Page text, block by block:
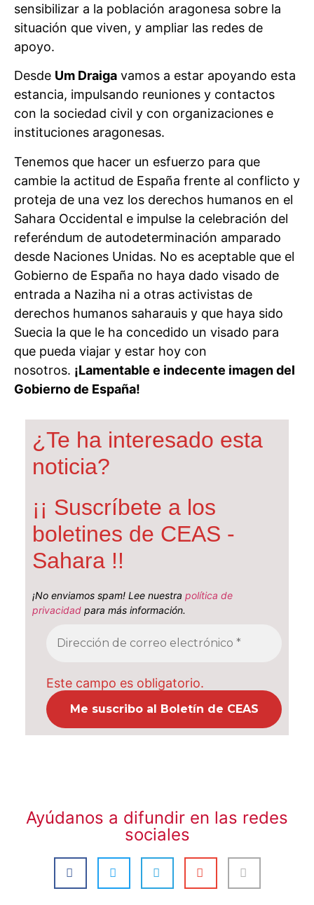
sensibilizar a la población aragonesa sobre la
situación que viven, y ampliar las redes de
apoyo.
Desde Um Draiga vamos a estar apoyando esta
estancia, impulsando reuniones y contactos
con la sociedad civil y con organizaciones e
instituciones aragonesas.
Tenemos que hacer un esfuerzo para que
cambie la actitud de España frente al conflicto y
proteja de una vez los derechos humanos en el
Sahara Occidental e impulse la celebración del
referéndum de autodeterminación amparado
desde Naciones Unidas. No es aceptable que el
Gobierno de España no haya dado visado de
entrada a Naziha ni a otras activistas de
derechos humanos saharauis y que haya sido
Suecia la que le ha concedido un visado para
que pueda viajar y estar hoy con
nosotros. ¡Lamentable e indecente imagen del
Gobierno de España!
¿Te ha interesado esta
noticia?
¡¡ Suscríbete a los
boletines de CEAS -
Sahara !!
¡No enviamos spam! Lee nuestra política de
privacidad para más información.
Este campo es obligatorio.
Ayúdanos a difundir en las redes
sociales